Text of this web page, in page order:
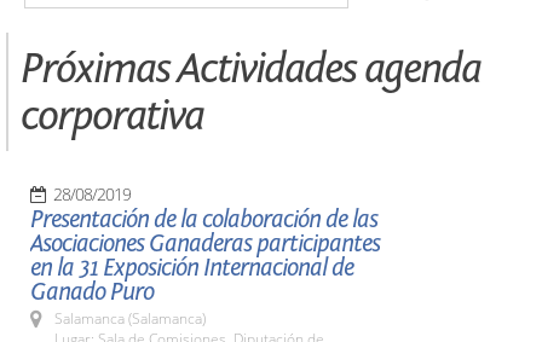
Próximas Actividades agenda
corporativa
28/08/2019
Presentación de la colaboración de las
Asociaciones Ganaderas participantes
en la 31 Exposición Internacional de
Ganado Puro
Salamanca (Salamanca)